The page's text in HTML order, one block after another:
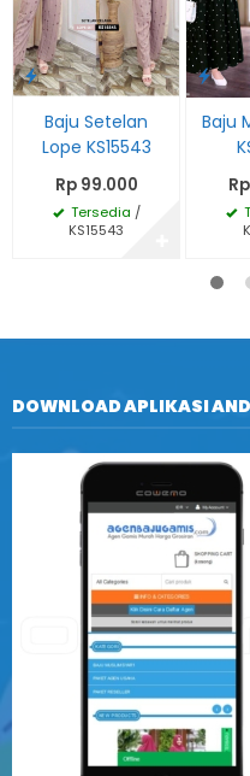
Baju Setelan
Lope KS15543
Rp 99.000
Tersedia /
KS15543
Baju
DOWNLOAD APLIKASI